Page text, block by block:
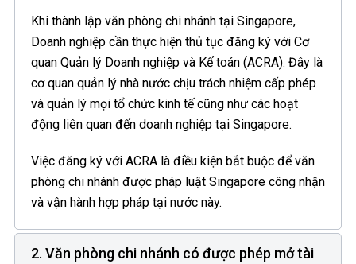
Khi thành lập văn phòng chi nhánh tại Singapore,
Doanh nghiệp cần thực hiện thủ tục đăng ký với Cơ
quan Quản lý Doanh nghiệp và Kế toán (ACRA). Đây là
cơ quan quản lý nhà nước chịu trách nhiệm cấp phép
và quản lý mọi tổ chức kinh tế cũng như các hoạt
động liên quan đến doanh nghiệp tại Singapore.
Việc đăng ký với ACRA là điều kiện bắt buộc để văn
phòng chi nhánh được pháp luật Singapore công nhận
và vận hành hợp pháp tại nước này.
2. Văn phòng chi nhánh có được phép mở tài